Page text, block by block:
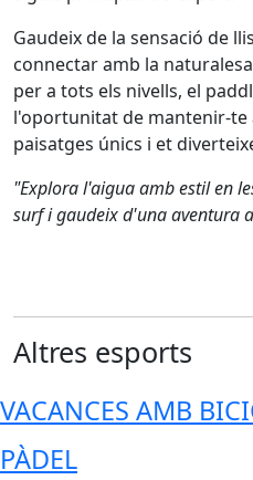
Gaudeix de la sensació de
connectar amb la
per a tots els nivells, el
l'oportunitat de mantenir-te
paisatges únics i et
"Explora l'aigua amb estil en
surf i gaudeix d'una aventura
Altres esports
VACANCES AMB
PÀDEL